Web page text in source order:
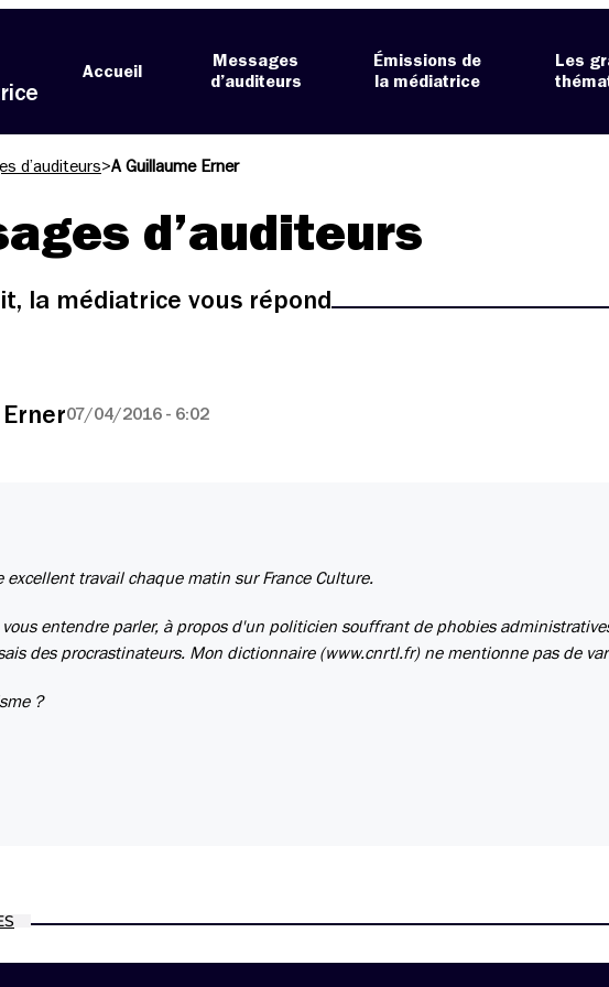
Accueil
Messages
d’auditeurs
Émissions de
la médiatrice
Les
d’auditeurs>A Guillaume Erner
d’auditeurs
la médiatrice vous répond
07/04/2016 - 6:02
excellent travail chaque matin sur France Culture.
entendre parler, à propos d'un politicien souffrant de phobies
des procrastinateurs. Mon dictionnaire (www.cnrtl.fr) ne mentionne pas de
?